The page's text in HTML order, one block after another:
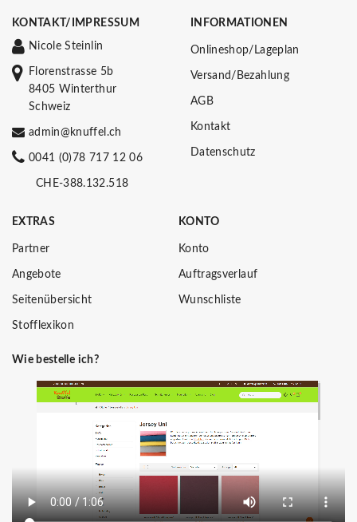
KONTAKT/IMPRESSUM
Nicole Steinlin
Florenstrasse 5b
8405 Winterthur
Schweiz
admin@knuffel.ch
0041 (0)78 717 12 06
CHE-388.132.518
INFORMATIONEN
Onlineshop/Lageplan
Versand/Bezahlung
AGB
Kontakt
Datenschutz
EXTRAS
Partner
Angebote
Seitenübersicht
Stofflexikon
KONTO
Konto
Auftragsverlauf
Wunschliste
Wie bestelle ich?